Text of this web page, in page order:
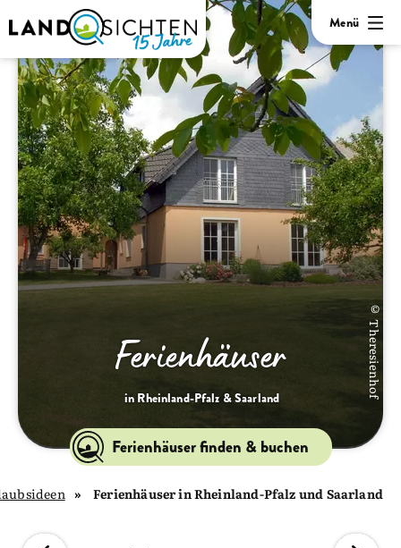
Menü
© Theresienhof
Ferienhäuser
in Rheinland-Pfalz & Saarland
Ferienhäuser finden & buchen
Ferienhäuser in Rheinland-Pfalz und Saarland